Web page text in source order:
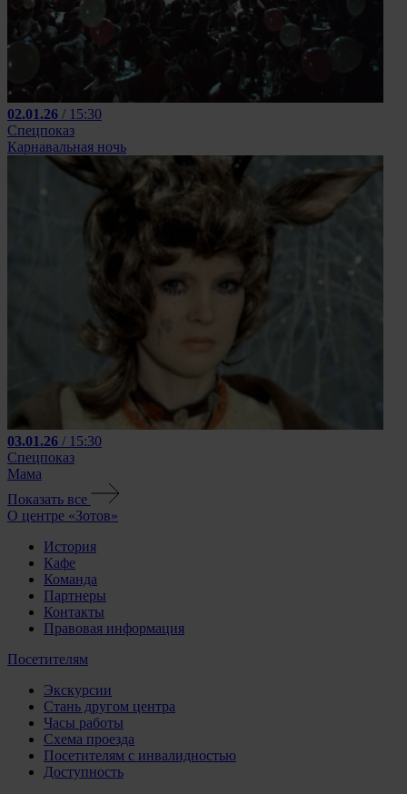
02.01.26 / 15:30
Спецпоказ
Карнавальная ночь
03.01.26 / 15:30
Спецпоказ
Мама
Показать все
О центре «Зотов»
История
Кафе
Команда
Партнеры
Контакты
Правовая информация
Посетителям
Экскурсии
Стань другом центра
Часы работы
Схема проезда
Посетителям с инвалидностью
Доступность